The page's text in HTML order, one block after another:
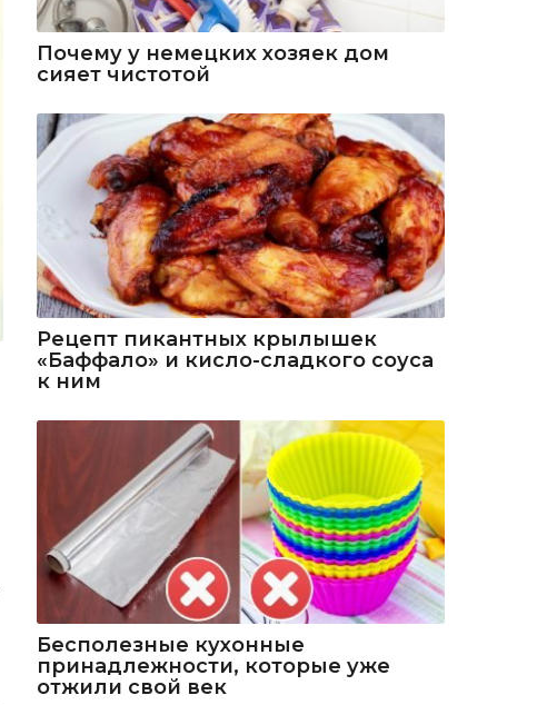
Почему у немецких хозяек дом
сияет чистотой
Рецепт пикантных крылышек
«Баффало» и кисло-сладкого соуса
к ним
Бесполезные кухонные
принадлежности, которые уже
отжили свой век